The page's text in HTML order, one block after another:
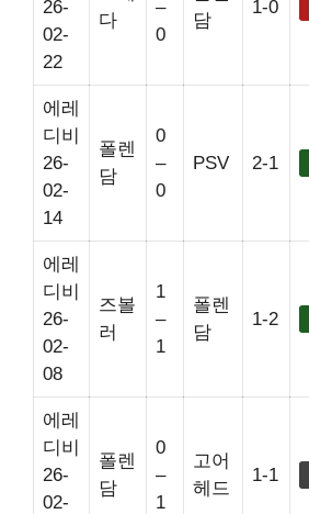
26-
02-
22
다
–
0
담
1-0
에레
디비
26-
02-
14
폴렌
담
0
–
0
PSV 2-1
에레
디비
26-
02-
08
즈볼
러
1
–
1
폴렌
담
1-2
에레
디비
26-
02-
폴렌
담
0
–
1
고어
헤드
1-1